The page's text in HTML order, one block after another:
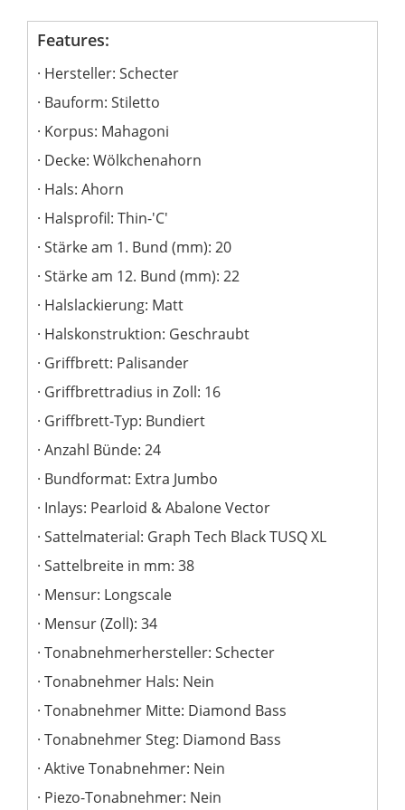
Features:
Hersteller: Schecter
Bauform: Stiletto
Korpus: Mahagoni
Decke: Wölkchenahorn
Hals: Ahorn
Halsprofil: Thin-'C'
Stärke am 1. Bund (mm): 20
Stärke am 12. Bund (mm): 22
Halslackierung: Matt
Halskonstruktion: Geschraubt
Griffbrett: Palisander
Griffbrettradius in Zoll: 16
Griffbrett-Typ: Bundiert
Anzahl Bünde: 24
Bundformat: Extra Jumbo
Inlays: Pearloid & Abalone Vector
Sattelmaterial: Graph Tech Black TUSQ XL
Sattelbreite in mm: 38
Mensur: Longscale
Mensur (Zoll): 34
Tonabnehmerhersteller: Schecter
Tonabnehmer Hals: Nein
Tonabnehmer Mitte: Diamond Bass
Tonabnehmer Steg: Diamond Bass
Aktive Tonabnehmer: Nein
Piezo-Tonabnehmer: Nein